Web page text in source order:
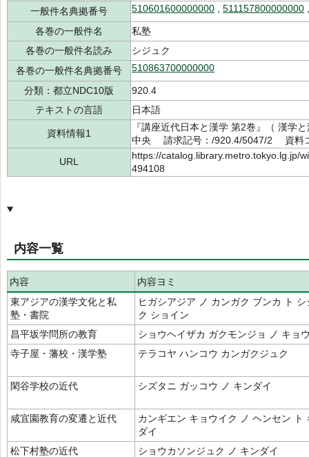
一般件名典拠番号
510601600000000 511157800000000
各巻の一般件名
私塾
各巻の一般件名読み
シジュク
各巻の一般件名典拠番号
510863700000000
分類：都立NDC10版
920.4
テキストの言語
日本語
資料情報1
『講座近代日本と漢学 第2巻』（ 漢
中央 請求記号：/920.4/5047/2 資料
URL
https://catalog.library.metro.tokyo.lg.jp/
494108
内容一覧
内容
内容ヨミ
東アジアの漢学文化と私
塾・書院
ヒガシアジア ノ カンガク ブンカ ト シ
ク ショイン
昌平坂学問所の教育
ショウヘイザカ ガクモンジョ ノ キョ
寺子屋・藩校・漢学塾
テラコヤ ハンコウ カンガクジュク
閑谷学校の近代 シズタニ ガッコウ ノ キンダイ
咸宜園教育の変遷と近代
カンギエン キョウイク ノ ヘンセン ト
ダイ
松下村塾の近代
ショウカソンジュク ノ キンダイ